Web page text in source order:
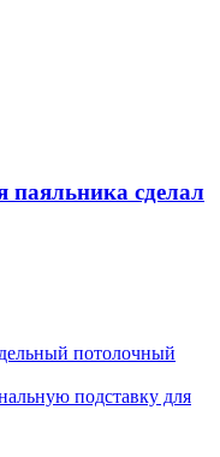
паяльника сделал
потолочный
подставку для